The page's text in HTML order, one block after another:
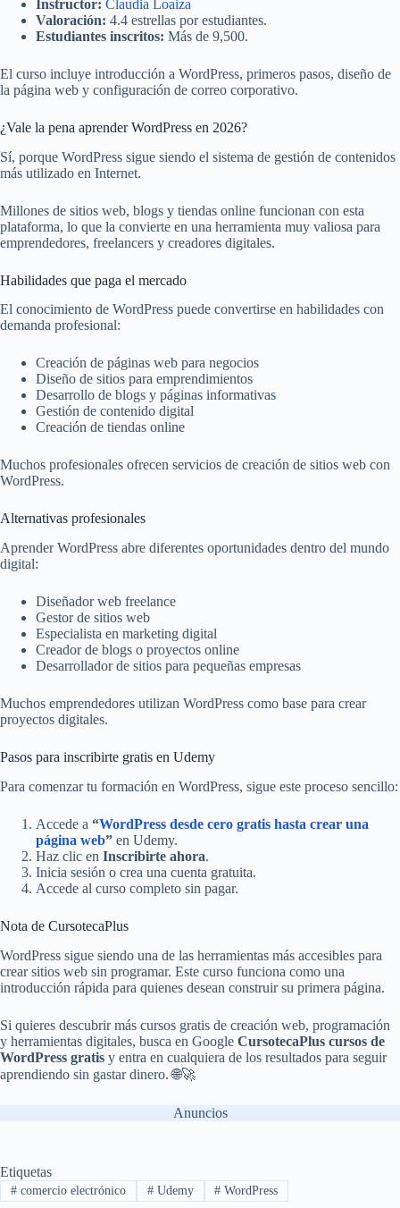
Instructor: Claudia Loaiza
Valoración: 4.4 estrellas por estudiantes.
Estudiantes inscritos: Más de 9,500.
El curso incluye introducción a WordPress, primeros pasos, diseño de
la página web y configuración de correo corporativo.
¿Vale la pena aprender WordPress en 2026?
Sí, porque WordPress sigue siendo el sistema de gestión de contenidos
más utilizado en Internet.
Millones de sitios web, blogs y tiendas online funcionan con esta
plataforma, lo que la convierte en una herramienta muy valiosa para
emprendedores, freelancers y creadores digitales.
Habilidades que paga el mercado
El conocimiento de WordPress puede convertirse en habilidades con
demanda profesional:
Creación de páginas web para negocios
Diseño de sitios para emprendimientos
Desarrollo de blogs y páginas informativas
Gestión de contenido digital
Creación de tiendas online
Muchos profesionales ofrecen servicios de creación de sitios web con
WordPress.
Alternativas profesionales
Aprender WordPress abre diferentes oportunidades dentro del mundo
digital:
Diseñador web freelance
Gestor de sitios web
Especialista en marketing digital
Creador de blogs o proyectos online
Desarrollador de sitios para pequeñas empresas
Muchos emprendedores utilizan WordPress como base para crear
proyectos digitales.
Pasos para inscribirte gratis en Udemy
Para comenzar tu formación en WordPress, sigue este proceso sencillo:
Accede a “WordPress desde cero gratis hasta crear una
página web” en Udemy.
Haz clic en Inscribirte ahora.
Inicia sesión o crea una cuenta gratuita.
Accede al curso completo sin pagar.
Nota de CursotecaPlus
WordPress sigue siendo una de las herramientas más accesibles para
crear sitios web sin programar. Este curso funciona como una
introducción rápida para quienes desean construir su primera página.
Si quieres descubrir más cursos gratis de creación web, programación
y herramientas digitales, busca en Google CursotecaPlus cursos de
WordPress gratis y entra en cualquiera de los resultados para seguir
aprendiendo sin gastar dinero. 🌐🚀
Anuncios
Etiquetas
#comercio electrónico #Udemy # WordPress